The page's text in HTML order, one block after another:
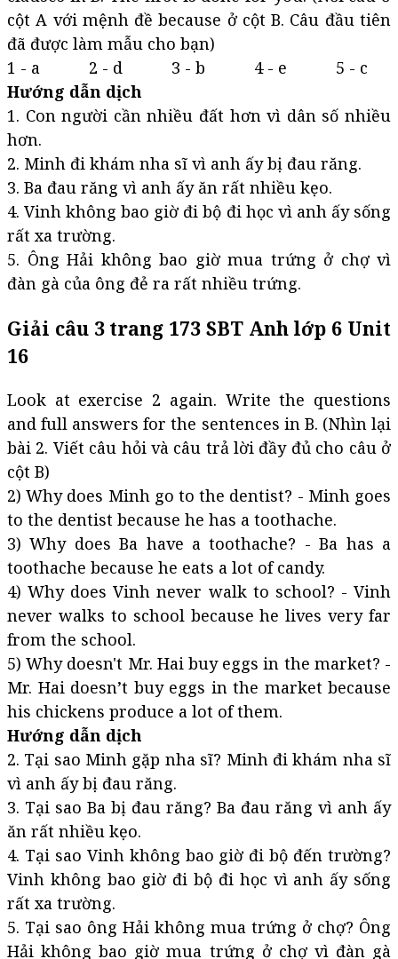
cột A với mệnh đề because ở cột B. Câu đầu tiên
đã được làm mẫu cho bạn)
1 - a 2 - d 3 - b 4 - e 5 - c
Hướng dẫn dịch
1. Con người cần nhiều đất hơn vì dân số nhiều
hơn.
2. Minh đi khám nha sĩ vì anh ấy bị đau răng.
3. Ba đau răng vì anh ấy ăn rất nhiều kẹo.
4. Vinh không bao giờ đi bộ đi học vì anh ấy sống
rất xa trường.
5. Ông Hải không bao giờ mua trứng ở chợ vì
đàn gà của ông đẻ ra rất nhiều trứng.
Giải câu 3 trang 173 SBT Anh lớp 6 Unit
16
Look at exercise 2 again. Write the questions
and full answers for the sentences in B. (Nhìn lại
bài 2. Viết câu hỏi và câu trả lời đầy đủ cho câu ở
cột B)
2) Why does Minh go to the dentist? - Minh goes
to the dentist because he has a toothache.
3) Why does Ba have a toothache? - Ba has a
toothache because he eats a lot of candy.
4) Why does Vinh never walk to school? - Vinh
never walks to school because he lives very far
from the school.
5) Why doesn't Mr. Hai buy eggs in the market? -
Mr. Hai doesn’t buy eggs in the market because
his chickens produce a lot of them.
Hướng dẫn dịch
2. Tại sao Minh gặp nha sĩ? Minh đi khám nha sĩ
vì anh ấy bị đau răng.
3. Tại sao Ba bị đau răng? Ba đau răng vì anh ấy
ăn rất nhiều kẹo.
4. Tại sao Vinh không bao giờ đi bộ đến trường?
Vinh không bao giờ đi bộ đi học vì anh ấy sống
rất xa trường.
5. Tại sao ông Hải không mua trứng ở chợ? Ông
Hải không bao giờ mua trứng ở chợ vì đàn gà